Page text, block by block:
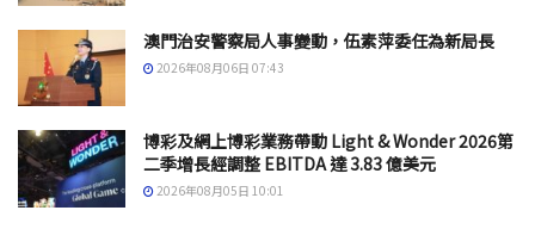
澳門治安警察局人事變動，伍素萍委任為新局長
2026年08月06日 07:43
博彩及網上博彩業務帶動 Light & Wonder 2026第
二季增長經調整 EBITDA 達 3.83 億美元
2026年08月05日 10:01